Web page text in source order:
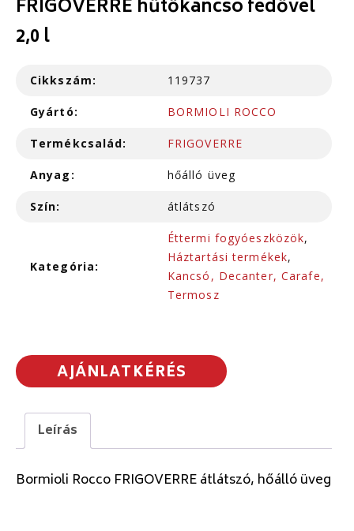
FRIGOVERRE hűtőkancsó fedővel
2,0 l
Cikkszám: 119737
Gyártó: BORMIOLI ROCCO
Termékcsalád: FRIGOVERRE
Anyag: hőálló üveg
Szín: átlátszó
Kategória:
Éttermi fogyóeszközök,
Háztartási termékek,
Kancsó, Decanter, Carafe,
Termosz
AJÁNLATKÉRÉS
Leírás
Bormioli Rocco FRIGOVERRE átlátszó, hőálló üveg